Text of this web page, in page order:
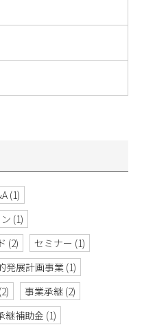
(1)
(1)
(2) セミナー (1)
発展計画事業 (1)
(2) 事業承継 (2)
継補助金 (1)